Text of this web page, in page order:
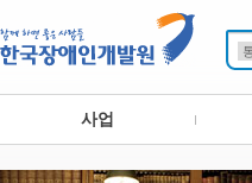
사업